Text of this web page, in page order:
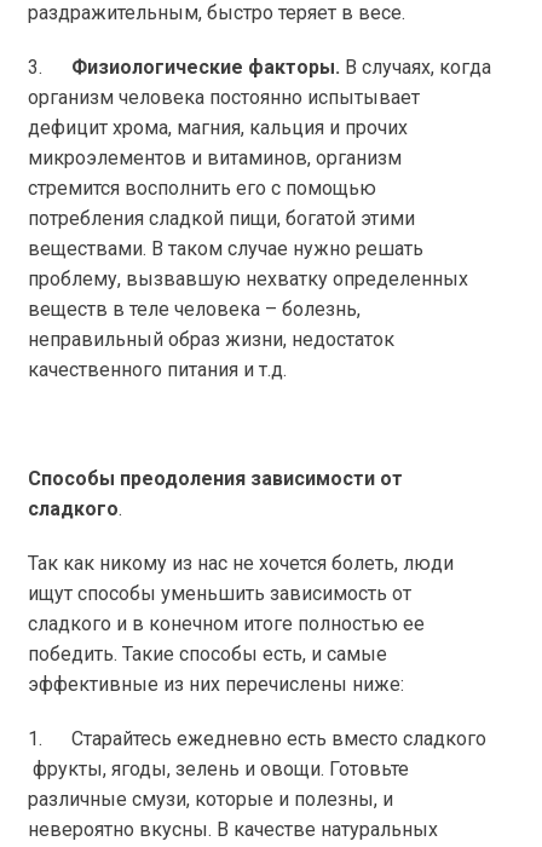
раздражительным, быстро теряет в весе.
3. Физиологические факторы. В случаях, когда
организм человека постоянно испытывает
дефицит хрома, магния, кальция и прочих
микроэлементов и витаминов, организм
стремится восполнить его с помощью
потребления сладкой пищи, богатой этими
веществами. В таком случае нужно решать
проблему, вызвавшую нехватку определенных
веществ в теле человека – болезнь,
неправильный образ жизни, недостаток
качественного питания и т.д.
Способы преодоления зависимости от
сладкого.
Так как никому из нас не хочется болеть, люди
ищут способы уменьшить зависимость от
сладкого и в конечном итоге полностью ее
победить. Такие способы есть, и самые
эффективные из них перечислены ниже:
1. Старайтесь ежедневно есть вместо сладкого
фрукты, ягоды, зелень и овощи. Готовьте
различные смузи, которые и полезны, и
невероятно вкусны. В качестве натуральных